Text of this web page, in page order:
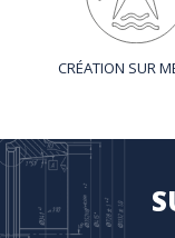
CRÉATION SUR